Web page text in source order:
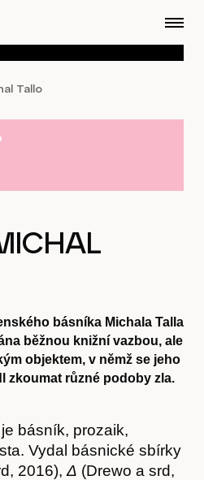
Tallo
básníka Michala Talla
běžnou knižní vazbou, ale
objektem, v němž se jeho
zkoumat různé podoby zla.
básník, prozaik,
Vydal básnické sbírky
2016), Δ (Drewo a srd,